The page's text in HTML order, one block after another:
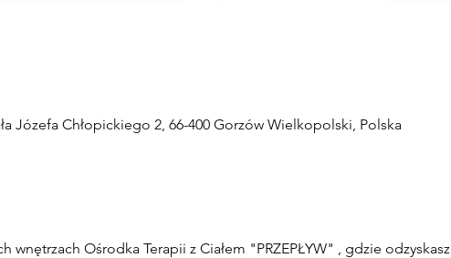
Józefa Chłopickiego 2, 66-400 Gorzów Wielkopolski, Polska
wnętrzach Ośrodka Terapii z Ciałem "PRZEPŁYW" , gdzie odzyskasz